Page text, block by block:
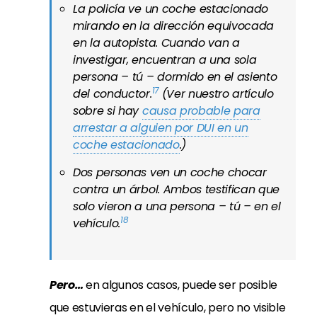
La policía ve un coche estacionado
mirando en la dirección equivocada
en la autopista. Cuando van a
investigar, encuentran a una sola
persona – tú – dormido en el asiento
del conductor.17 (Ver nuestro artículo
sobre si haycausa probable para
arrestar a alguien por DUI en un
coche estacionado.)
Dos personas ven un coche chocar
contra un árbol. Ambos testifican que
solo vieron a una persona – tú – en el
vehículo.18
Pero…en algunos casos, puede ser posible
que estuvieras en el vehículo, pero no visible